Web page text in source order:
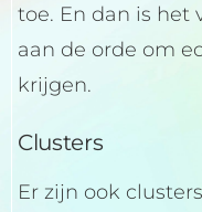
toe. En dan is het
aan de orde om
krijgen.
Clusters
Er zijn ook